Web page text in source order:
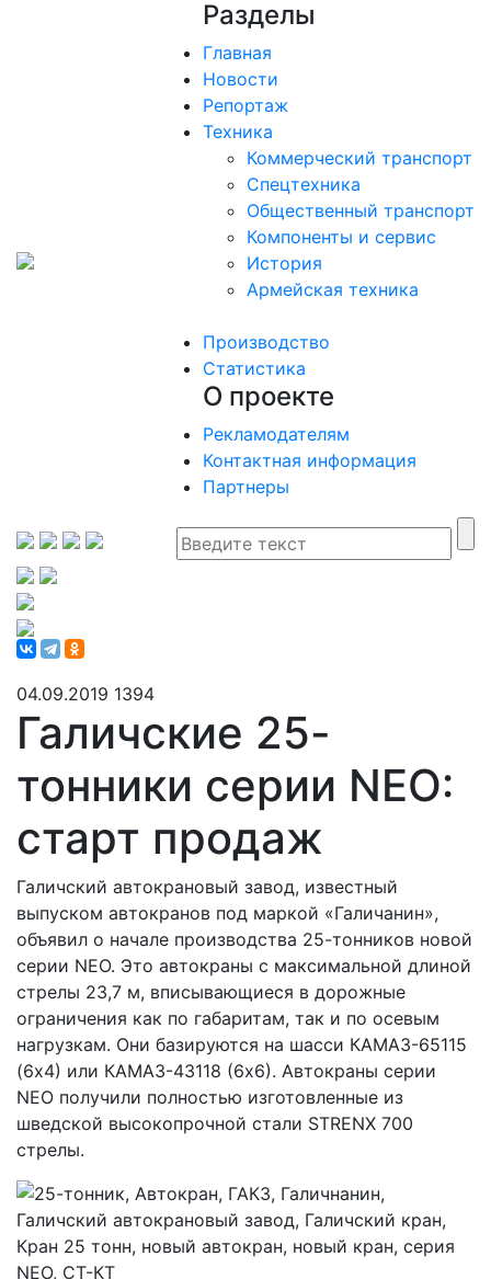
Разделы
Главная
Новости
Репортаж
Техника
Коммерческий транспорт
Спецтехника
Общественный транспорт
Компоненты и сервис
История
Армейская техника
Производство
Статистика
О проекте
Рекламодателям
Контактная информация
Партнеры
04.09.2019 1394
Галичские 25-
тонники серии NEO:
старт продаж
Галичский автокрановый завод, известный
выпуском автокранов под маркой «Галичанин»,
объявил о начале производства 25-тонников новой
серии NEO. Это автокраны с максимальной длиной
стрелы 23,7 м, вписывающиеся в дорожные
ограничения как по габаритам, так и по осевым
нагрузкам. Они базируются на шасси КАМАЗ-65115
(6х4) или КАМАЗ-43118 (6х6). Автокраны серии
NEO получили полностью изготовленные из
шведской высокопрочной стали STRENX 700
стрелы.